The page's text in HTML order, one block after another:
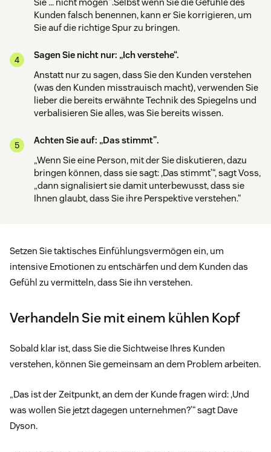
Kunden falsch benennen, kann er Sie korrigieren, um
Sie auf die richtige Spur zu bringen.
Sagen Sie nicht nur: „Ich verstehe“.
Anstatt nur zu sagen, dass Sie den Kunden verstehen
(was den Kunden misstrauisch macht), verwenden Sie
lieber die bereits erwähnte Technik des Spiegelns und
verbalisieren Sie alles, was Sie bereits wissen.
Achten Sie auf: „Das stimmt".
„Wenn Sie eine Person, mit der Sie diskutieren, dazu
bringen können, dass sie sagt: ,Das stimmt’“, sagt Voss,
„dann signalisiert sie damit unterbewusst, dass sie
Ihnen glaubt, dass Sie ihre Perspektive verstehen.“
Setzen Sie taktisches Einfühlungsvermögen ein, um
intensive Emotionen zu entschärfen und dem Kunden das
Gefühl zu vermitteln, dass Sie ihn verstehen.
Verhandeln Sie mit einem kühlen Kopf
Sobald klar ist, dass Sie die Sichtweise Ihres Kunden
verstehen, können Sie gemeinsam an dem Problem arbeiten.
„Das ist der Zeitpunkt, an dem der Kunde fragen wird: ,Und
was wollen Sie jetzt dagegen unternehmen?’“ sagt Dave
Dyson.